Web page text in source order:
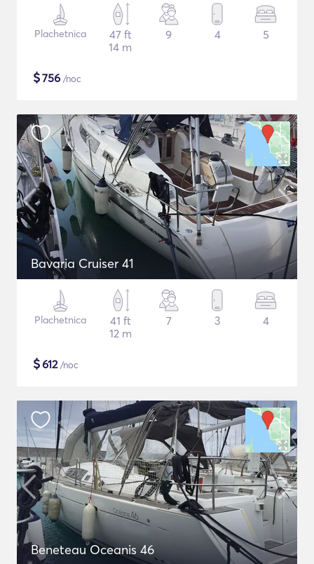
Plachetnica
47 ft
14 m
9 4 5
$756 /noc
Bavaria Cruiser 41
Plachetnica
41 ft
12 m
7 3 4
$612/noc
Beneteau Oceanis 46